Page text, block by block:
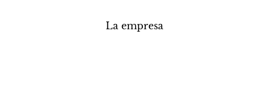
La empresa